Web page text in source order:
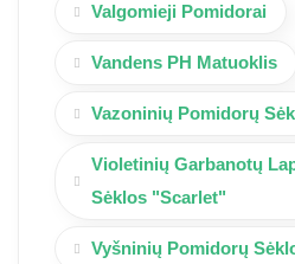
Valgomieji Pomidorai
Vandens PH Matuoklis
Vazoninių Pomidorų
Violetinių Garbanotų
Sėklos "Scarlet"
Vyšninių Pomidorų